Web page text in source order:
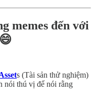
memes đến với
s (Tài sản thử nghiệm)
nói thú vị để nói rằng